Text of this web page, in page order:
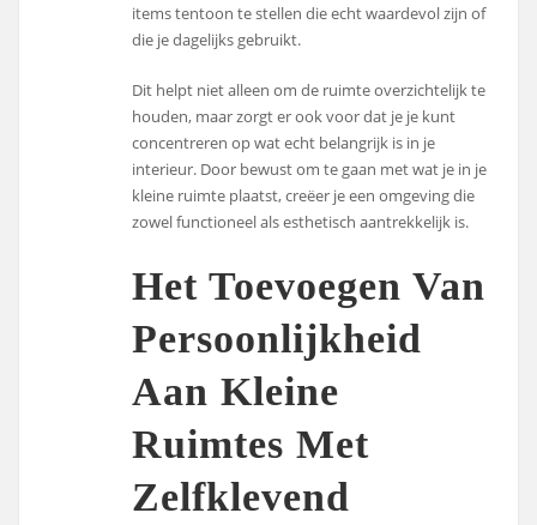
items tentoon te stellen die echt waardevol zijn of
die je dagelijks gebruikt.
Dit helpt niet alleen om de ruimte overzichtelijk te
houden, maar zorgt er ook voor dat je je kunt
concentreren op wat echt belangrijk is in je
interieur. Door bewust om te gaan met wat je in je
kleine ruimte plaatst, creëer je een omgeving die
zowel functioneel als esthetisch aantrekkelijk is.
Het Toevoegen Van
Persoonlijkheid
Aan Kleine
Ruimtes Met
Zelfklevend